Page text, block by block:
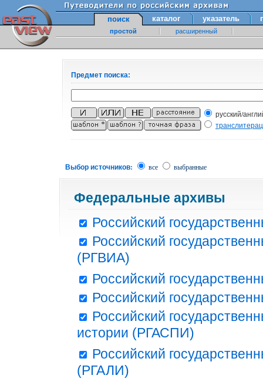
поиск каталог указатель
простой расширенный
Предмет поиска:
русский/
Выбор источников: все выбранные
Федеральные архивы
Российский
Российский
(РГВИА)
Российский
Российский
Российский
истории (РГАСПИ)
Российский
(РГАЛИ)